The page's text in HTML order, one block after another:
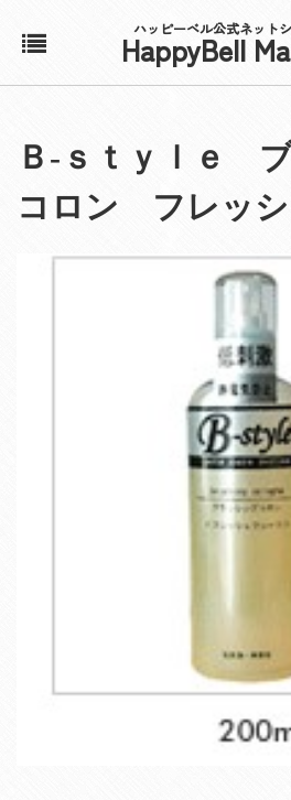
ハッピーベル公式ネット
HappyBell
アカウント
カート
Ｂ‐ｓｔｙｌｅ
コロン フレッシ